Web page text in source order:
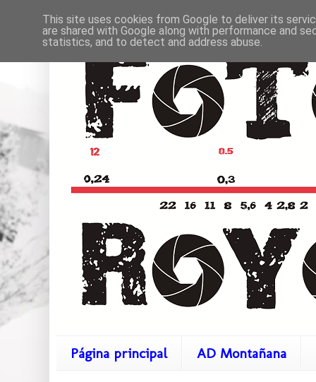
Página principal AD Montañana
This site uses cookies from Google to deliver its
are shared with Google along with performance and
statistics, and to detect and address abuse.